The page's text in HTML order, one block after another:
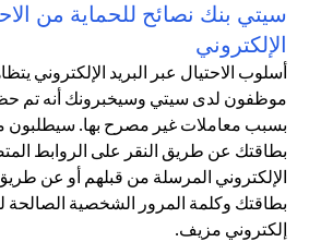
سيتي بنك نصائح للحماية من
الإلكتروني
أسلوب الاحتيال عبر البريد الإلكتروني
موظفون لدى سيتي وسيخبرونك أنه تم حظر
بسبب معاملات غير مصرح بها. سيطلبون
بطاقتك عن طريق النقر على الروابط
الإلكتروني المرسلة من قبلهم أو عن
بطاقتك وكلمة المرور الشخصية
إلكتروني مزيف.